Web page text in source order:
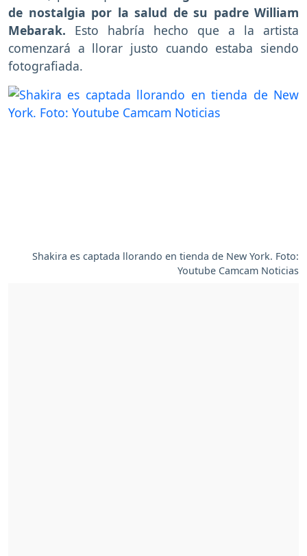
de nostalgia por la salud de su padre William
Mebarak. Esto habría hecho que a la artista
comenzará a llorar justo cuando estaba siendo
fotografiada.
Shakira es captada llorando en tienda de New York. Foto:
Youtube Camcam Noticias